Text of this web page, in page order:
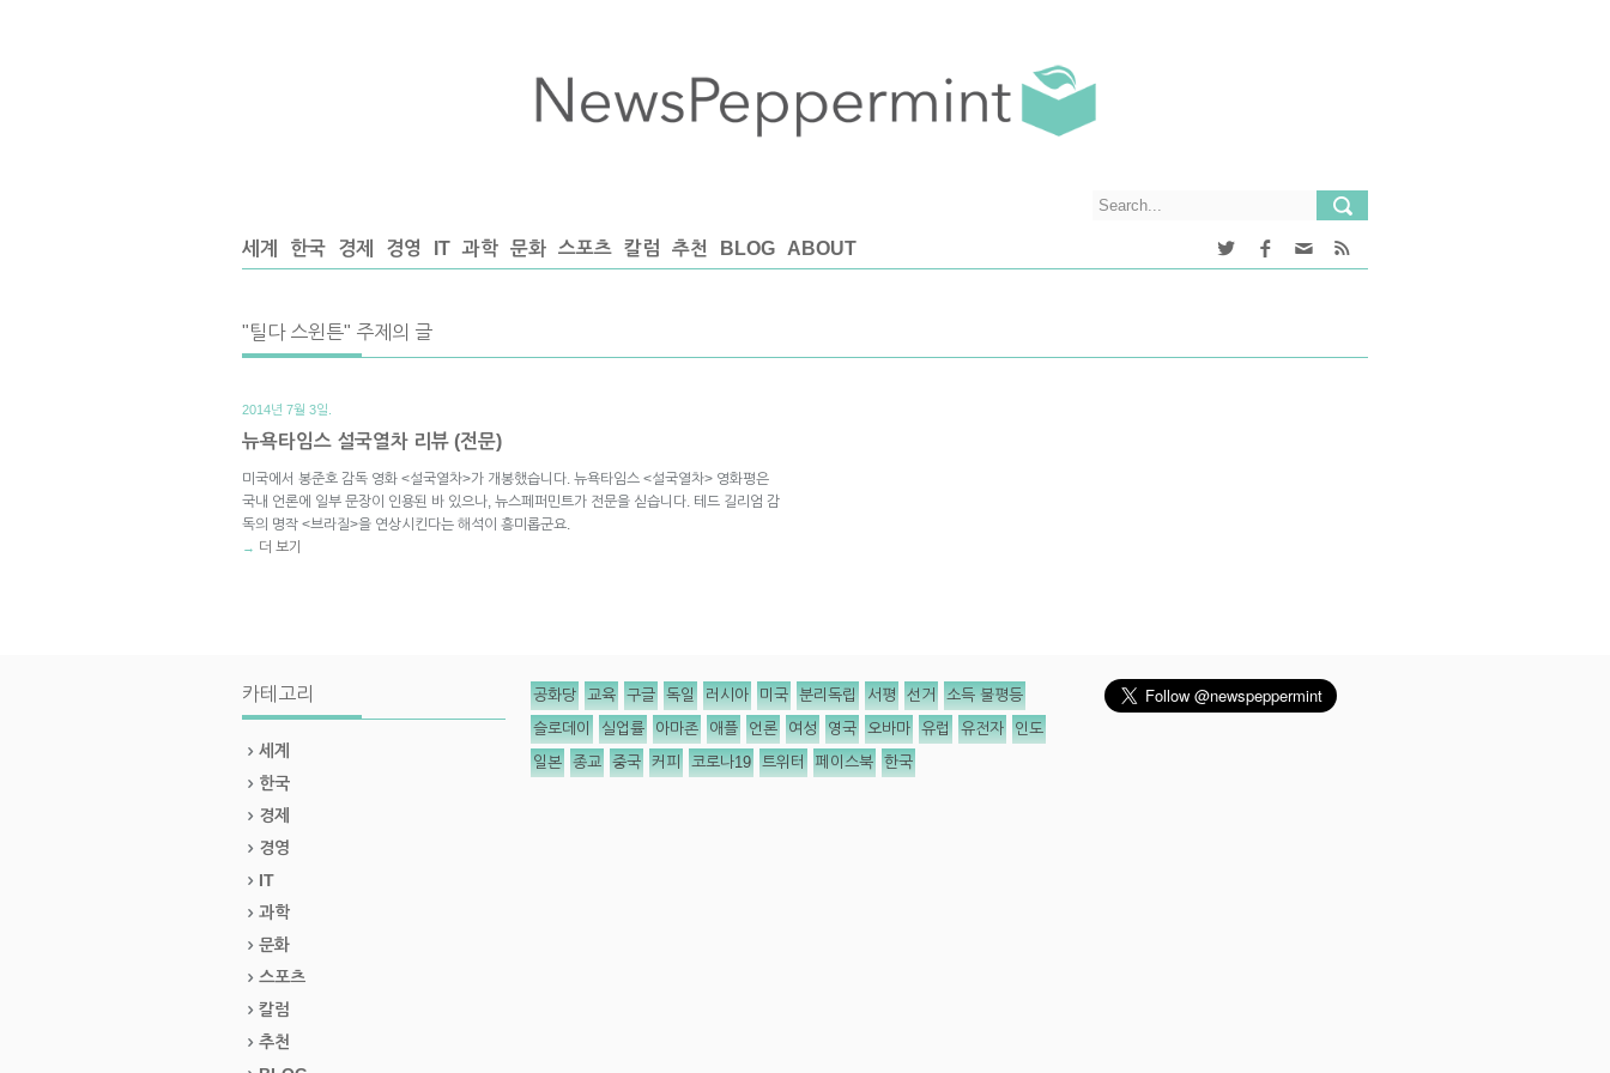
세계 한국 경제 경영 IT 과학 문화 스포츠 칼럼 추천 BLOG ABOUT
"틸다 스윈튼" 주제의 글
2014년 7월 3일.
뉴욕타임스 설국열차 리뷰 (전문)
미국에서 봉준호 감독 영화 <설국열차>가 개봉했습니다. 뉴욕타임스 <설국열차> 영화평은
국내 언론에 일부 문장이 인용된 바 있으나, 뉴스페퍼민트가 전문을 싣습니다. 테드 길리엄 감
독의 명작 <브라질>을 연상시킨다는 해석이 흥미롭군요.
→ 더 보기
카테고리
세계
한국
경제
경영
IT
과학
문화
스포츠
칼럼
추천
공화당 교육 구글 독일 러시아 미국 분리독립 서평 선거 소득 불평등
슬로데이 실업률 아마존 애플 언론 여성 영국 오바마 유럽 유전자 인도
일본 종교 중국 커피 코로나19 트위터 페이스북 한국